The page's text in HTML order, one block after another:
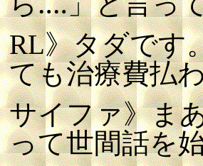
RL》タダです
ても治療費払
サイファ》ま
って世間話を